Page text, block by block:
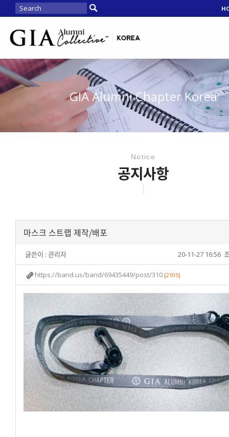
GIA Alumni Chapter Korea
Notice
공지사항
마스크 스트랩 제작/배포
글쓴이 : 관리자 20-11-27 16:56
https://band.us/band/69435449/post/310 [2105]